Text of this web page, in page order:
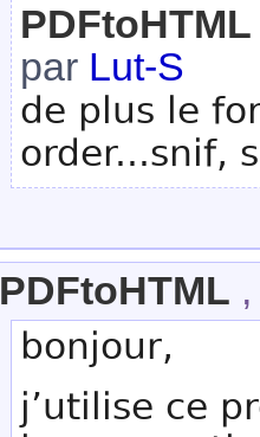
par Lut-S
de plus le
order...snif,
PDFtoHTML
bonjour,
j’utilise ce